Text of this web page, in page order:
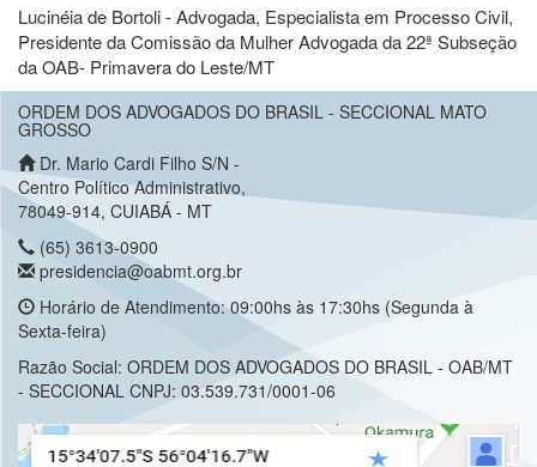
Lucinéia de Bortoli - Advogada, Especialista em Processo Civil,
Presidente da Comissão da Mulher Advogada da 22ª Subseção
da OAB- Primavera do Leste/MT
ORDEM DOS ADVOGADOS DO BRASIL - SECCIONAL MATO
GROSSO
Dr. Mario Cardi Filho S/N -
Centro Político Administrativo,
78049-914, CUIABÁ - MT
(65) 3613-0900
presidencia@oabmt.org.br
Horário de Atendimento: 09:00hs às 17:30hs (Segunda à
Sexta-feira)
Razão Social: ORDEM DOS ADVOGADOS DO BRASIL - OAB/MT
- SECCIONAL CNPJ: 03.539.731/0001-06